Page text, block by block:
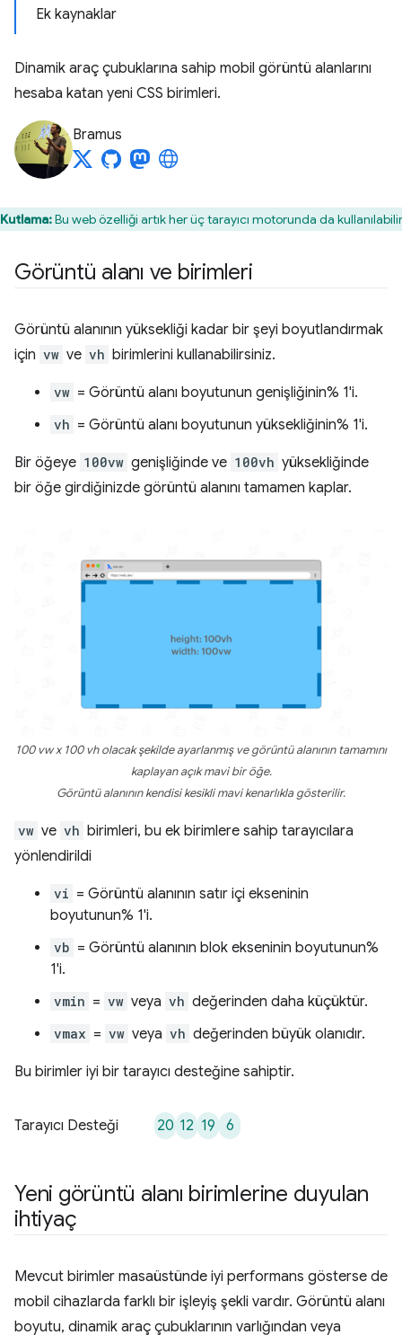
Ek kaynaklar
Dinamik araç çubuklarına sahip mobil görüntü alanlarını
hesaba katan yeni CSS birimleri.
Bramus
Kutlama:Bu web özelliği artık her üç tarayıcı motorunda da
Görüntü alanı ve birimleri
Görüntü alanının yüksekliği kadar bir şeyi boyutlandırmak
için vw ve vh birimlerini kullanabilirsiniz.
vw = Görüntü alanı boyutunun genişliğinin% 1'i.
vh = Görüntü alanı boyutunun yüksekliğinin% 1'i.
Bir öğeye 100vw genişliğinde ve 100vh yüksekliğinde
bir öğe girdiğinizde görüntü alanını tamamen kaplar.
100 vw x 100 vh olacak şekilde ayarlanmış ve görüntü alanının tamamını
kaplayan açık mavi bir öğe.
Görüntü alanının kendisi kesikli mavi kenarlıkla gösterilir.
vw ve vh birimleri, bu ek birimlere sahip tarayıcılara
yönlendirildi
vi = Görüntü alanının satır içi ekseninin
boyutunun% 1'i.
vb = Görüntü alanının blok ekseninin boyutunun%
1'i.
vmin = vw veya vh değerinden daha küçüktür.
vmax = vw veya vh değerinden büyük olanıdır.
Bu birimler iyi bir tarayıcı desteğine sahiptir.
Tarayıcı Desteği 20 12 19 6
Yeni görüntü alanı birimlerine duyulan
ihtiyaç
Mevcut birimler masaüstünde iyi performans gösterse de
mobil cihazlarda farklı bir işleyiş şekli vardır. Görüntü alanı
boyutu, dinamik araç çubuklarının varlığından veya